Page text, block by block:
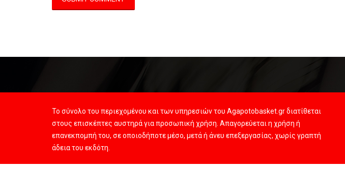
Το σύνολο του περιεχομένου και των υπηρεσιών του Agapotobasket.gr διατίθεται
στους επισκέπτες αυστηρά για προσωπική χρήση. Απαγορεύεται η χρήση ή
επανεκπομπή του, σε οποιοδήποτε μέσο, μετά ή άνευ επεξεργασίας, χωρίς γραπτή
άδεια του εκδότη.